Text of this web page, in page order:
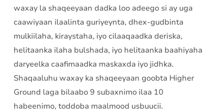
waxay la shaqeeyaan dadka loo adeego si ay uga
caawiyaan ilaalinta guriyeynta, dhex-gudbinta
mulkiilaha, kiraystaha, iyo cilaaqaadka deriska,
helitaanka ilaha bulshada, iyo helitaanka baahiyaha
daryeelka caafimaadka maskaxda iyo jidhka.
Shaqaaluhu waxay ka shaqeeyaan goobta Higher
Ground laga bilaabo 9 subaxnimo ilaa 10
habeenimo, toddoba maalmood usbuucii.